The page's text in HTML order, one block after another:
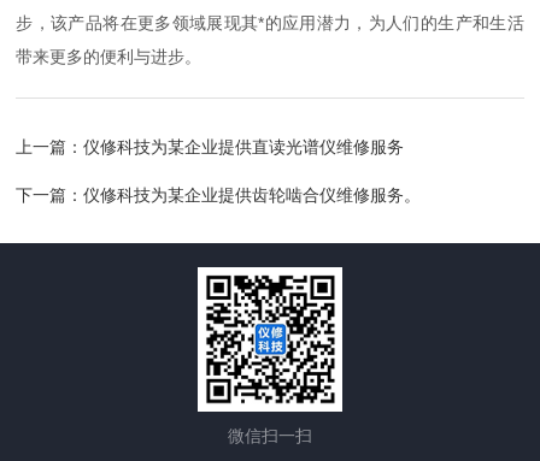
步，该产品将在更多领域展现其*的应用潜力，为人们的生产和生活
带来更多的便利与进步。
上一篇：仪修科技为某企业提供直读光谱仪维修服务
下一篇：仪修科技为某企业提供齿轮啮合仪维修服务。
微信扫一扫